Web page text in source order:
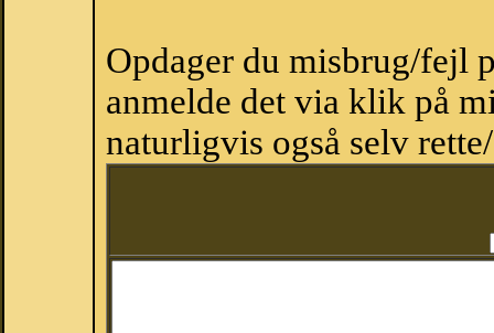
Opdager du misbrug/fejl
anmelde det via klik på
naturligvis også selv